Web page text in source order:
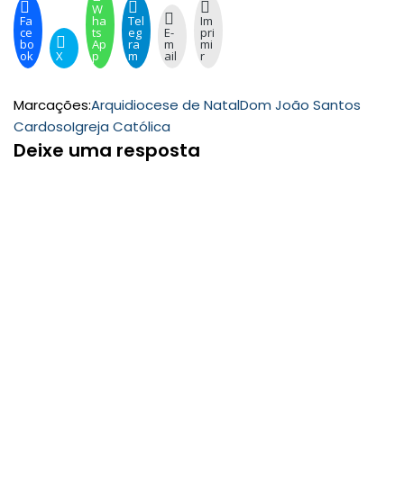
Fa
ce
bo
ok X
W
ha
ts
Ap
p
Tel
eg
ra
m
E-
m
ail
Im
pri
mi
r
Marcações:Arquidiocese de NatalDom João Santos
CardosoIgreja Católica
Deixe uma resposta